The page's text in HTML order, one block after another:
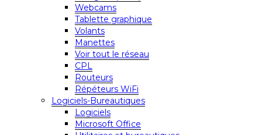
Webcams
Tablette graphique
Volants
Manettes
Voir tout le réseau
CPL
Routeurs
Répéteurs WiFi
Logiciels-Bureautiques
Logiciels
Microsoft Office